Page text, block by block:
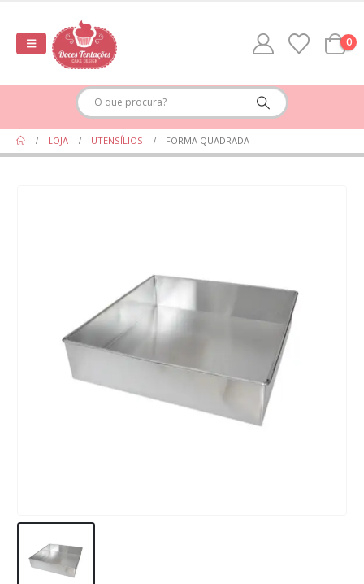
0
LOJA UTENSÍLIOS FORMA QUADRADA